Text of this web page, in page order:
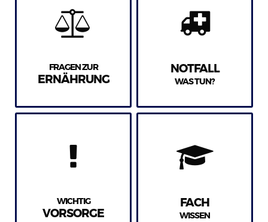
FRAGEN ZUR
ERNÄHRUNG
NOTFALL
WAS TUN?
WICHTIG
VORSORGE
FACH
WISSEN